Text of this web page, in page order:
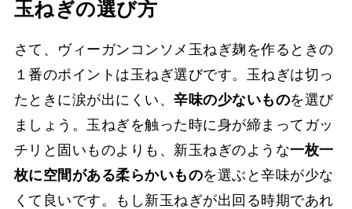
玉ねぎの選び方
さて、ヴィーガンコンソメ玉ねぎ麹を作るときの
１番のポイントは玉ねぎ選びです。玉ねぎは切っ
たときに涙が出にくい、辛味の少ないものを選び
ましょう。玉ねぎを触った時に身が締まってガッ
チリと固いものよりも、新玉ねぎのような一枚一
枚に空間がある柔らかいものを選ぶと辛味が少な
くて良いです。もし新玉ねぎが出回る時期であれ